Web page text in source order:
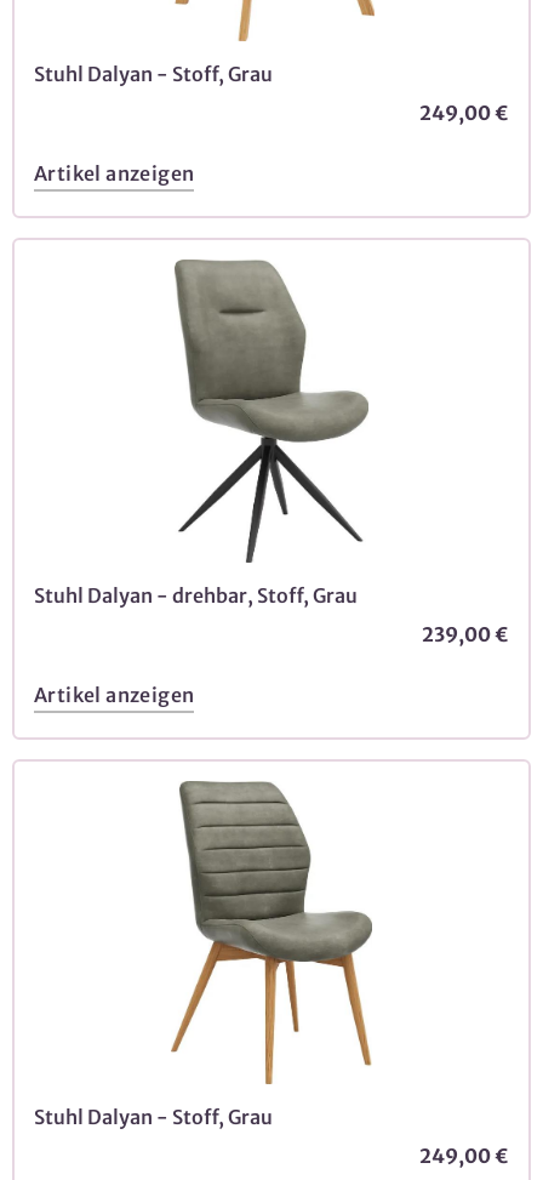
Stuhl Dalyan - Stoff, Grau
249,00 €
Artikel anzeigen
Stuhl Dalyan - drehbar, Stoff, Grau
239,00 €
Artikel anzeigen
Stuhl Dalyan - Stoff, Grau
249,00 €